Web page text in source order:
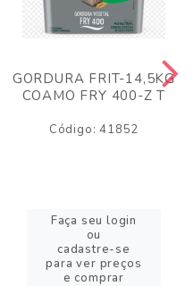
GORDURA FRIT-14,5KG
COAMO FRY 400-Z T
Código: 41852
Faça seu login
ou
cadastre-se
para ver preços
e comprar